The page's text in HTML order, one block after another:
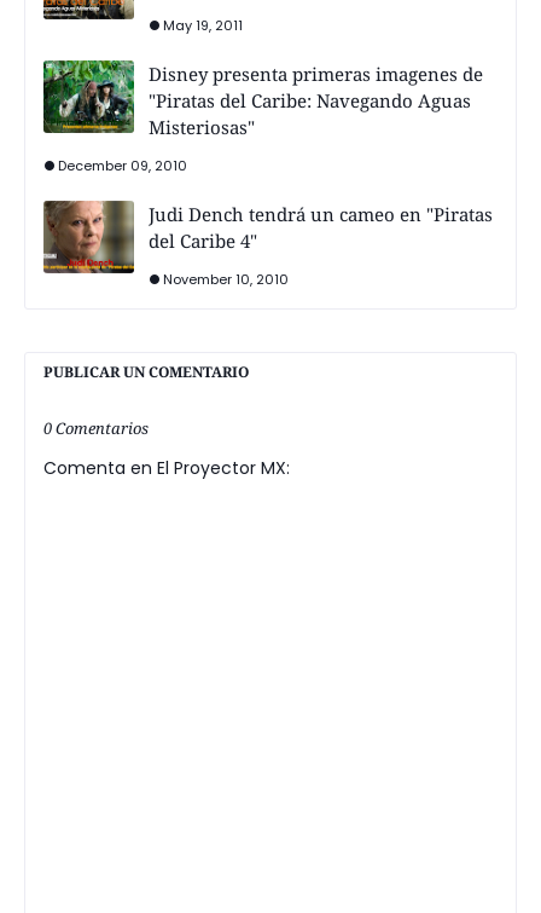
May 19, 2011
Disney presenta primeras imagenes de
"Piratas del Caribe: Navegando Aguas
Misteriosas"
December 09, 2010
Judi Dench tendrá un cameo en "Piratas
del Caribe 4"
November 10, 2010
PUBLICAR UN COMENTARIO
0 Comentarios
Comenta en El Proyector MX: